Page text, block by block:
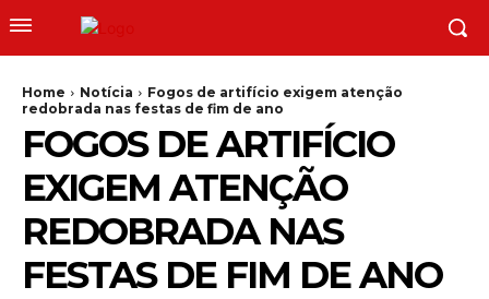
Home Notícia
Fogos de artifício exigem atenção
redobrada nas festas de fim de ano
FOGOS DE ARTIFÍCIO
EXIGEM ATENÇÃO
REDOBRADA NAS
FESTAS DE FIM DE ANO